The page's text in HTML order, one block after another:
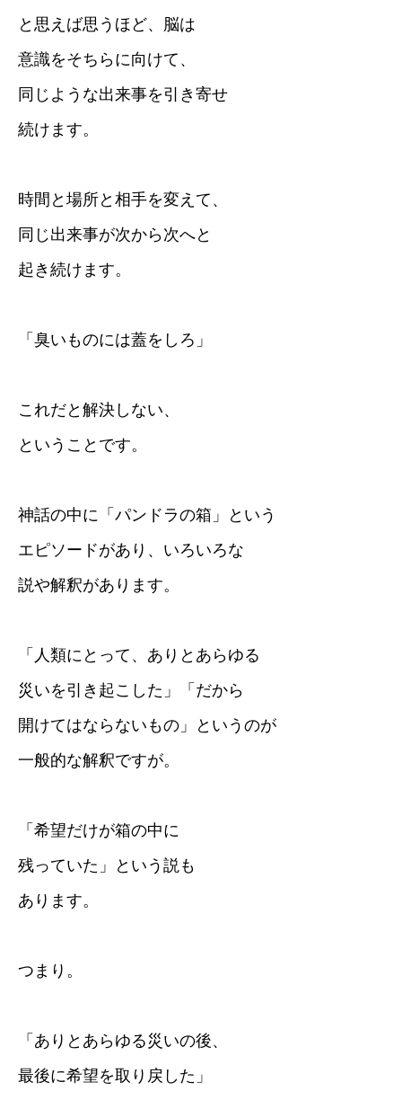
と思えば思うほど、脳は
意識をそちらに向けて、
同じような出来事を引き寄せ
続けます。
時間と場所と相手を変えて、
同じ出来事が次から次へと
起き続けます。
「臭いものには蓋をしろ」
これだと解決しない、
ということです。
神話の中に「パンドラの箱」という
エピソードがあり、いろいろな
説や解釈があります。
「人類にとって、ありとあらゆる
災いを引き起こした」「だから
開けてはならないもの」というのが
一般的な解釈ですが。
「希望だけが箱の中に
残っていた」という説も
あります。
つまり。
「ありとあらゆる災いの後、
最後に希望を取り戻した」